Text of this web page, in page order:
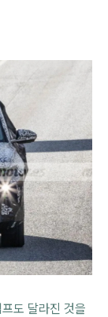
도 달라진 것을